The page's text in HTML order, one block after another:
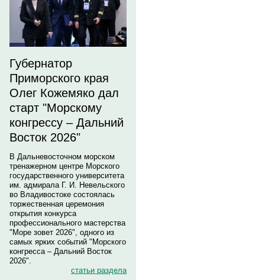
Губернатор
Приморского края
Олег Кожемяко дал
старт "Морскому
конгрессу – Дальний
Восток 2026"
В Дальневосточном морском
тренажерном центре Морского
государственного университета
им. адмирала Г. И. Невельского
во Владивостоке состоялась
торжественная церемония
открытия конкурса
профессионального мастерства
"Море зовет 2026", одного из
самых ярких событий "Морского
конгресса – Дальний Восток
2026".
статьи раздела